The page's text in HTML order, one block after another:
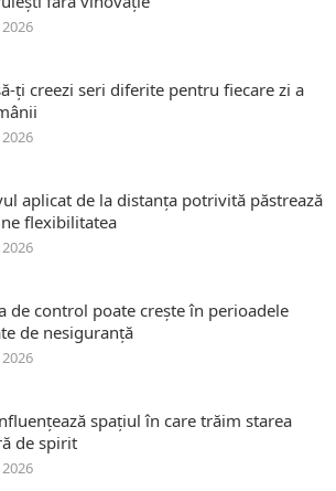
ți creezi seri diferite pentru fiecare zi a
aplicat de la distanța potrivită păstrează
flexibilitatea
de control poate crește în perioadele
de nesiguranță
spațiul în care trăim starea
de spirit